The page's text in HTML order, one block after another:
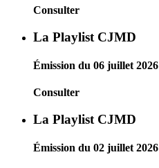
Consulter
La Playlist CJMD
Émission du 06 juillet 2026
Consulter
La Playlist CJMD
Émission du 02 juillet 2026